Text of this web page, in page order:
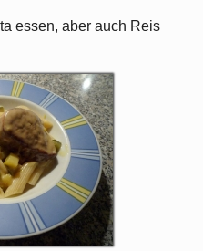
essen, aber auch Reis